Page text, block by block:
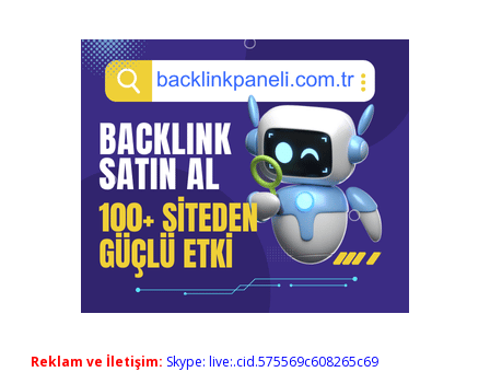
Reklam ve İletişim: Skype: live:.cid.575569c608265c69